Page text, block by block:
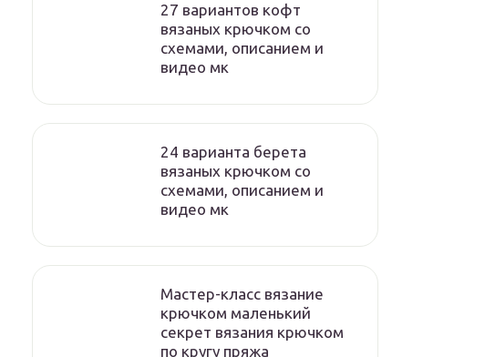
27 вариантов кофт
вязаных крючком со
схемами, описанием и
видео мк
24 варианта берета
вязаных крючком со
схемами, описанием и
видео мк
Мастер-класс вязание
крючком маленький
секрет вязания крючком
по кругу пряжа